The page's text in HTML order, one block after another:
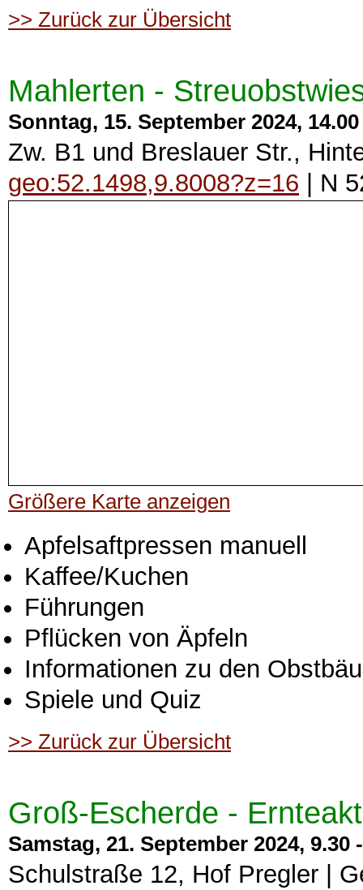
>> Zurück zur Übersicht
Mahlerten -
Sonntag, 15. September 2024,
Zw. B1 und Breslauer Str.,
geo:52.1498,9.8008?z=16 | N
Größere Karte anzeigen
Apfelsaftpressen manuell
Kaffee/Kuchen
Führungen
Pflücken von Äpfeln
Informationen zu den
Spiele und Quiz
>> Zurück zur Übersicht
Groß-Escherde -
Samstag, 21. September 2024, 9.30
Schulstraße 12, Hof Pregler |